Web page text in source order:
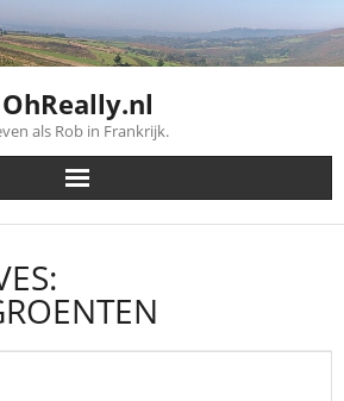
OhReally.nl
als Rob in Frankrijk.